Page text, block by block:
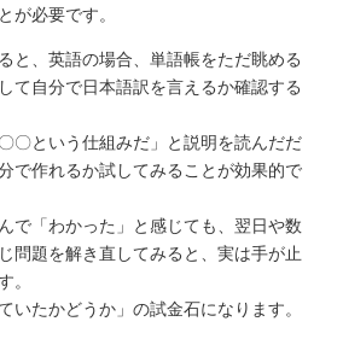
が必要です。
と、英語の場合、単語帳をただ眺める
て自分で日本語訳を言えるか確認する
〇という仕組みだ」と説明を読んだだ
で作れるか試してみることが効果的で
で「わかった」と感じても、翌日や数
問題を解き直してみると、実は手が止
。
いたかどうか」の試金石になります。